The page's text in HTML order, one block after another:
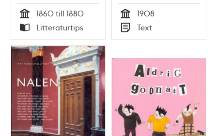
Tid
1860 till 1880
Typ
Litteraturtips Tid
1908
Typ
Text